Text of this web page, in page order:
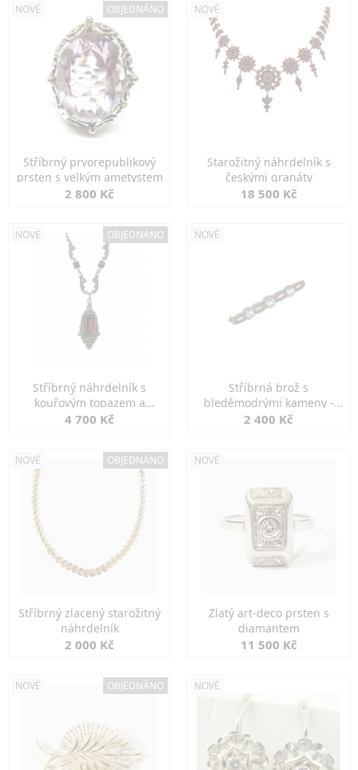
NOVÉ OBJEDNÁNO
Stříbrný prvorepublikový
prsten s velkým ametystem
2 800 Kč
NOVÉ
Starožitný náhrdelník s
českými granáty
18 500 Kč
NOVÉ OBJEDNÁNO
Stříbrný náhrdelník s
kouřovým topazem a
markazity
4 700 Kč
NOVÉ
Stříbrná brož s
bleděmodrými kameny -
jemná elegance
2 400 Kč
NOVÉ OBJEDNÁNO
Stříbrný zlacený starožitný
náhrdelník
2 000 Kč
NOVÉ
Zlatý art-deco prsten s
diamantem
11 500 Kč
NOVÉ OBJEDNÁNO NOVÉ